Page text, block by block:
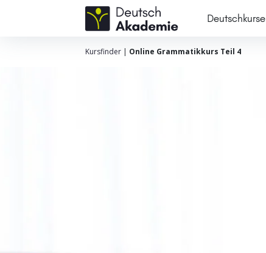
Deutschkurse
Kursfinder| Online Grammatikkurs Teil 4